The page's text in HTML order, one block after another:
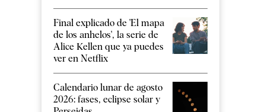
Final explicado de 'El mapa
de los anhelos', la serie de
Alice Kellen que ya puedes
ver en Netflix
Calendario lunar de agosto
2026: fases, eclipse solar y